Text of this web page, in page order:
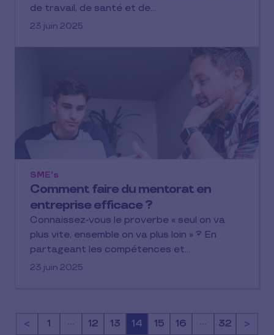
de travail, de santé et de…
23 juin 2025
Comment faire du mentorat en
entreprise efficace ?
SME's
Connaissez-vous le proverbe « seul on va
plus vite, ensemble on va plus loin » ? En
partageant les compétences et…
23 juin 2025
< Page
1 … Page
12 Page
13 Page
14 Page
15 Page
16 … Page
32 >